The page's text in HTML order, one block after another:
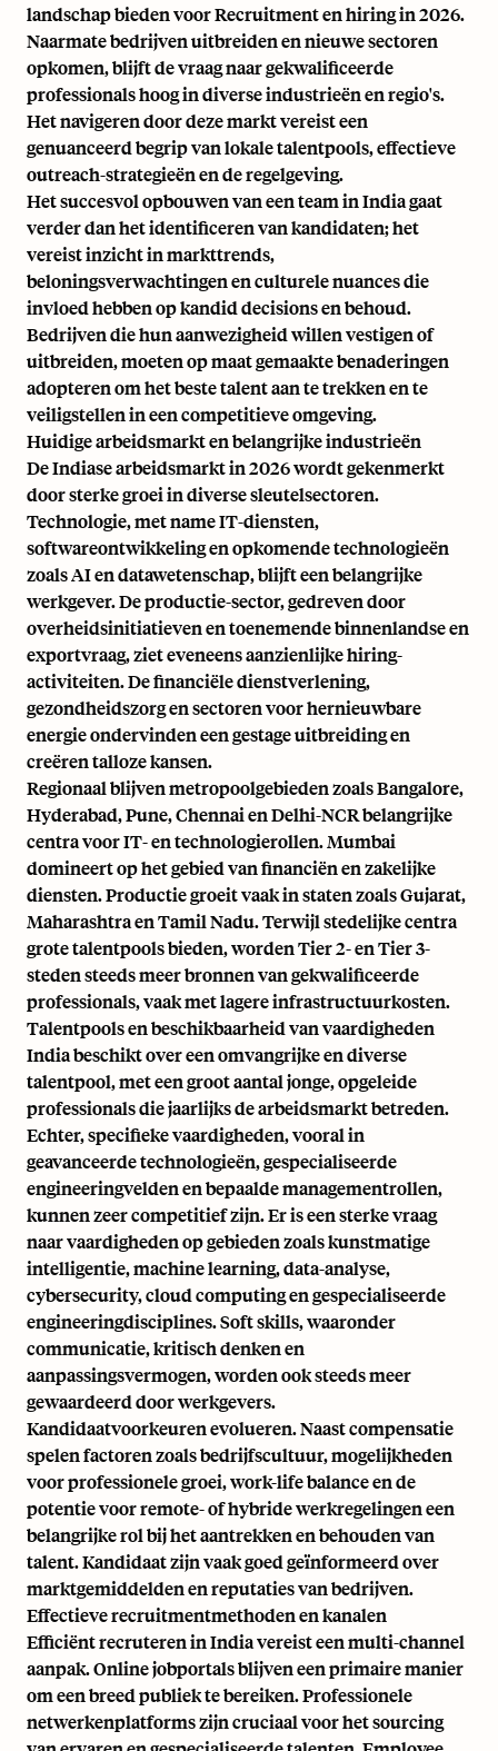
landschap bieden voor Recruitment en hiring in 2026.
Naarmate bedrijven uitbreiden en nieuwe sectoren
opkomen, blijft de vraag naar gekwalificeerde
professionals hoog in diverse industrieën en regio's.
Het navigeren door deze markt vereist een
genuanceerd begrip van lokale talentpools, effectieve
outreach-strategieën en de regelgeving.
Het succesvol opbouwen van een team in India gaat
verder dan het identificeren van kandidaten; het
vereist inzicht in markttrends,
beloningsverwachtingen en culturele nuances die
invloed hebben op kandid decisions en behoud.
Bedrijven die hun aanwezigheid willen vestigen of
uitbreiden, moeten op maat gemaakte benaderingen
adopteren om het beste talent aan te trekken en te
veiligstellen in een competitieve omgeving.
Huidige arbeidsmarkt en belangrijke industrieën
De Indiase arbeidsmarkt in 2026 wordt gekenmerkt
door sterke groei in diverse sleutelsectoren.
Technologie, met name IT-diensten,
softwareontwikkeling en opkomende technologieën
zoals AI en datawetenschap, blijft een belangrijke
werkgever. De productie-sector, gedreven door
overheidsinitiatieven en toenemende binnenlandse en
exportvraag, ziet eveneens aanzienlijke hiring-
activiteiten. De financiële dienstverlening,
gezondheidszorg en sectoren voor hernieuwbare
energie ondervinden een gestage uitbreiding en
creëren talloze kansen.
Regionaal blijven metropoolgebieden zoals Bangalore,
Hyderabad, Pune, Chennai en Delhi-NCR belangrijke
centra voor IT- en technologierollen. Mumbai
domineert op het gebied van financiën en zakelijke
diensten. Productie groeit vaak in staten zoals Gujarat,
Maharashtra en Tamil Nadu. Terwijl stedelijke centra
grote talentpools bieden, worden Tier 2- en Tier 3-
steden steeds meer bronnen van gekwalificeerde
professionals, vaak met lagere infrastructuurkosten.
Talentpools en beschikbaarheid van vaardigheden
India beschikt over een omvangrijke en diverse
talentpool, met een groot aantal jonge, opgeleide
professionals die jaarlijks de arbeidsmarkt betreden.
Echter, specifieke vaardigheden, vooral in
geavanceerde technologieën, gespecialiseerde
engineeringvelden en bepaalde managementrollen,
kunnen zeer competitief zijn. Er is een sterke vraag
naar vaardigheden op gebieden zoals kunstmatige
intelligentie, machine learning, data-analyse,
cybersecurity, cloud computing en gespecialiseerde
engineeringdisciplines. Soft skills, waaronder
communicatie, kritisch denken en
aanpassingsvermogen, worden ook steeds meer
gewaardeerd door werkgevers.
Kandidaatvoorkeuren evolueren. Naast compensatie
spelen factoren zoals bedrijfscultuur, mogelijkheden
voor professionele groei, work-life balance en de
potentie voor remote- of hybride werkregelingen een
belangrijke rol bij het aantrekken en behouden van
talent. Kandidaat zijn vaak goed geïnformeerd over
marktgemiddelden en reputaties van bedrijven.
Effectieve recruitmentmethoden en kanalen
Efficiënt recruteren in India vereist een multi-channel
aanpak. Online jobportals blijven een primaire manier
om een breed publiek te bereiken. Professionele
netwerkenplatforms zijn cruciaal voor het sourcing